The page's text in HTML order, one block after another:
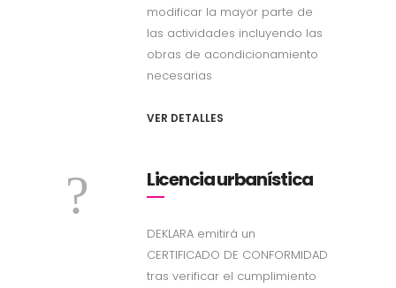
modificar la mayor parte de
las actividades incluyendo las
obras de acondicionamiento
necesarias
VER DETALLES
Licencia urbanística
DEKLARA emitirá un
CERTIFICADO DE CONFORMIDAD
tras verificar el cumplimiento